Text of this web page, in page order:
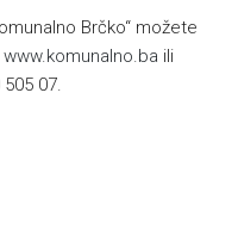
Brčko“ možete
www.komunalno.ba ili
07.